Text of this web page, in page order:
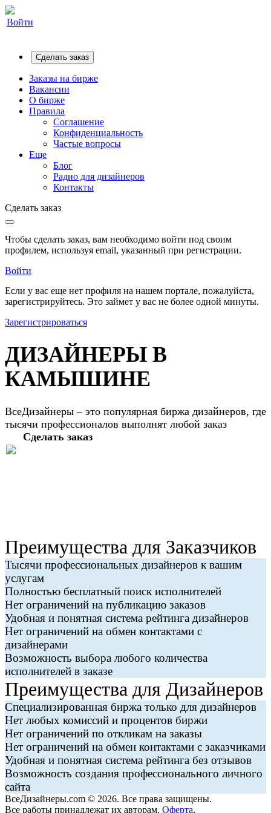
Войти
Сделать заказ
Заказы на бирже
Вакансии
О бирже
Правила
Соглашение
Конфиденциальность
Частые вопросы
Еще
Блог
Радио для дизайнеров
Контакты
Сделать заказ
Чтобы сделать заказ, вам необходимо войти под своим
профилем, используя email, указанный при регистрации.
Войти
Если у вас еще нет профиля на нашем портале, пожалуйста,
зарегистрируйтесь. Это займет у вас не более одной минуты.
Зарегистрироваться
ДИЗАЙНЕРЫ В
КАМЫШИНЕ
ВсеДизайнеры – это популярная биржа дизайнеров, где
тысячи профессионалов выполнят любой заказ
Сделать заказ
Преимущества для Заказчиков
Тысячи профессиональных дизайнеров к вашим
услугам
Полностью бесплатный поиск исполнителей
Нет ограничений на публикацию заказов
Удобная и понятная система рейтинга дизайнеров
Нет ограничений на обмен контактами с
дизайнерами
Возможность выбора любого количества
исполнителей в заказе
Преимущества для Дизайнеров
Специализированная биржа только для дизайнеров
Нет любых комиссий и процентов биржи
Нет ограничений по откликам на заказы
Нет ограничений на обмен контактами с заказчиками
Удобная и понятная система рейтинга без отзывов
Возможность создания профессионального личного
сайта
ВсеДизайнеры.com © 2026. Все права защищены.
Все работы принадлежат их авторам. Оферта.